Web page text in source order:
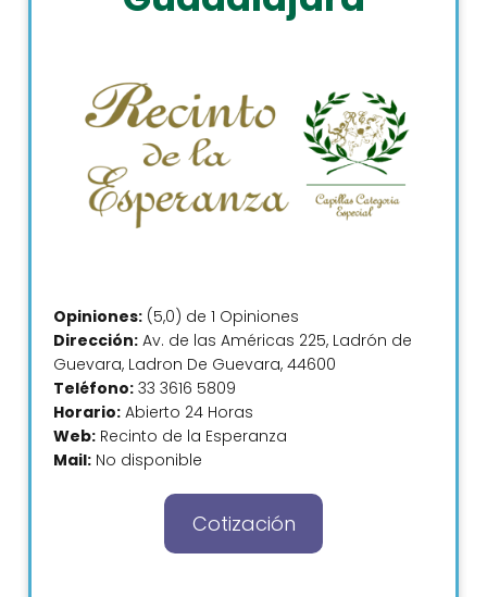
Opiniones: (5,0) de 1 Opiniones
Dirección: Av. de las Américas 225, Ladrón de
Guevara, Ladron De Guevara, 44600
Teléfono: 33 3616 5809
Horario: Abierto 24 Horas
Web: Recinto de la Esperanza
Mail: No disponible
Cotización